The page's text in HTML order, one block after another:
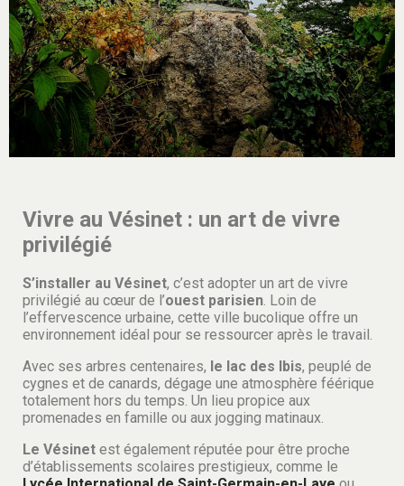
Vivre au Vésinet : un art de vivre
privilégié
S’installer au Vésinet, c’est adopter un art de vivre
privilégié au cœur de l’ouest parisien. Loin de
l’effervescence urbaine, cette ville bucolique offre un
environnement idéal pour se ressourcer après le travail.
Avec ses arbres centenaires, le lac des Ibis, peuplé de
cygnes et de canards, dégage une atmosphère féérique
totalement hors du temps. Un lieu propice aux
promenades en famille ou aux jogging matinaux.
Le Vésinet est également réputée pour être proche
d’établissements scolaires prestigieux, comme le